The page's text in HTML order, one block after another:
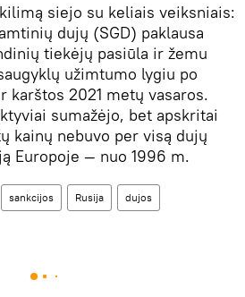
siejo su keliais veiksniais:
dujų (SGD) paklausa
tiekėjų pasiūla ir žemu
užimtumo lygiu po
karštos 2021 metų vasaros.
sumažėjo, bet apskritai
kainų nebuvo per visą dujų
Europoje — nuo ​​1996 m.
sankcijos Rusija dujos